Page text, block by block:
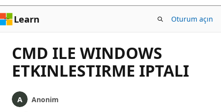
Learn Oturum açın
CMD ILE WINDOWS
ETKINLESTIRME IPTALI
Anonim